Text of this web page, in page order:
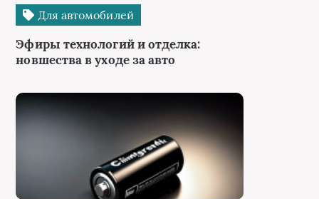
Для автомобилей
Эфиры технологий и отделка:
новшества в уходе за авто